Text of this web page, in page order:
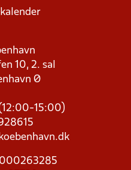
10, 2. sal
Ø
15:00)